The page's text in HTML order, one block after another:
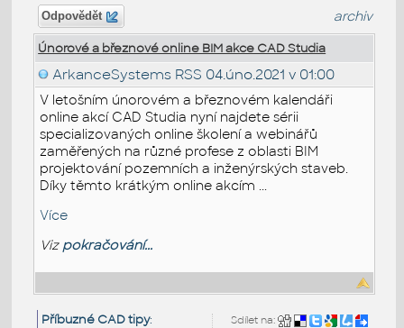
Odpovědět archiv
Únorové a březnové online BIM akce CAD Studia
ArkanceSystems RSS 04.úno.2021 v 01:00
V letošním únorovém a březnovém kalendáři
online akcí CAD Studia nyní najdete sérii
specializovaných online školení a webinářů
zaměřených na různé profese z oblasti BIM
projektování pozemních a inženýrských staveb.
Díky těmto krátkým online akcím ...
Více
Viz pokračování...
Sdílet na:
Příbuzné CAD tipy: